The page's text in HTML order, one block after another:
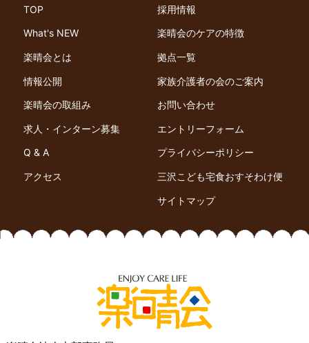
TOP
What's NEW
楽晴会とは
情報公開
楽晴会の取組み
求人・インターン募集
Q & A
アクセス
採用情報
楽晴会のケアの特徴
拠点一覧
家族介護者の会のご案内
お問い合わせ
エントリーフォーム
プライバシーポリシー
三沢こども宅食おすそわけ便
サイトマップ